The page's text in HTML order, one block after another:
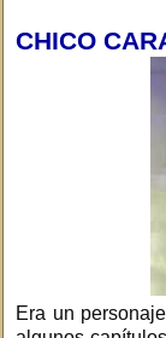
CHICO
Era un